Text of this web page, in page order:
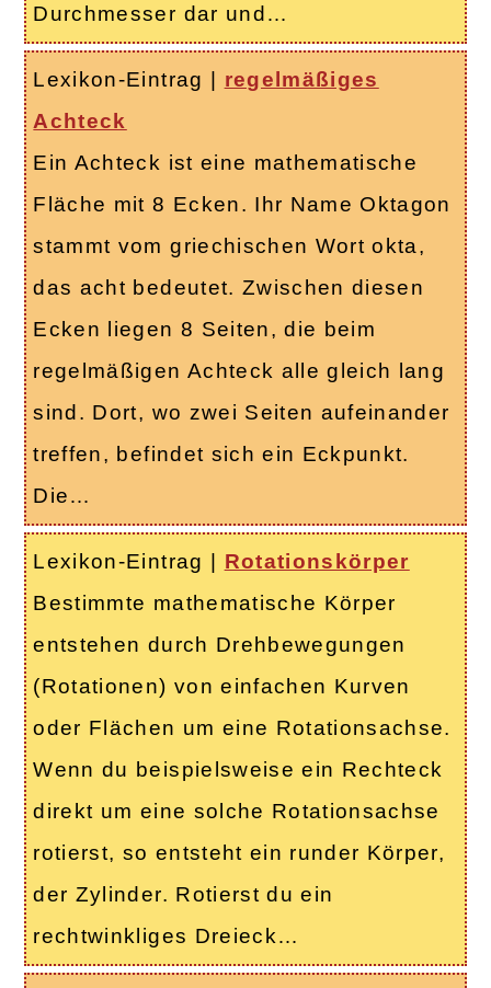
Durchmesser dar und…
Lexikon-Eintrag | regelmäßiges
Achteck
Ein Achteck ist eine mathematische
Fläche mit 8 Ecken. Ihr Name Oktagon
stammt vom griechischen Wort okta,
das acht bedeutet. Zwischen diesen
Ecken liegen 8 Seiten, die beim
regelmäßigen Achteck alle gleich lang
sind. Dort, wo zwei Seiten aufeinander
treffen, befindet sich ein Eckpunkt.
Die…
Lexikon-Eintrag | Rotationskörper
Bestimmte mathematische Körper
entstehen durch Drehbewegungen
(Rotationen) von einfachen Kurven
oder Flächen um eine Rotationsachse.
Wenn du beispielsweise ein Rechteck
direkt um eine solche Rotationsachse
rotierst, so entsteht ein runder Körper,
der Zylinder. Rotierst du ein
rechtwinkliges Dreieck…